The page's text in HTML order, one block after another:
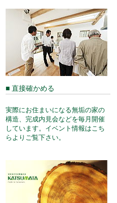
■ 直接確かめる
実際にお住まいになる無垢の家の
構造、完成内見会などを毎月開催
しています。イベント情報はこち
らよりご覧下さい。